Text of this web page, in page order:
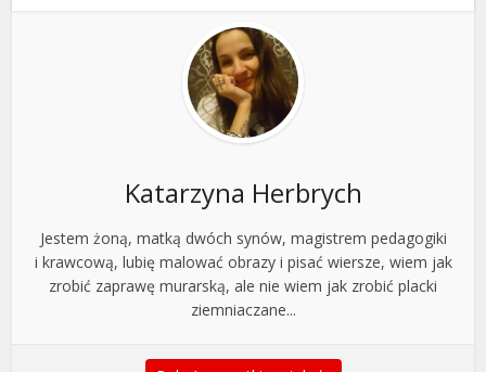
Katarzyna Herbrych
Jestem żoną, matką dwóch synów, magistrem pedagogiki
i krawcową, lubię malować obrazy i pisać wiersze, wiem jak
zrobić zaprawę murarską, ale nie wiem jak zrobić placki
ziemniaczane...